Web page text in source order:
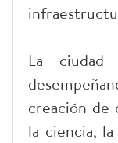
La ciudad
creación de
la ciencia,